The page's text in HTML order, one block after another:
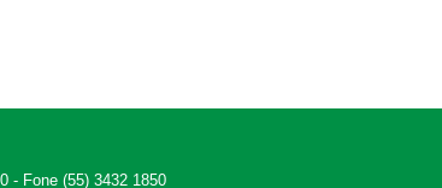
- Fone (55) 3432 1850